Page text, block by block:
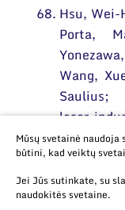
Hsu, Wei-
Porta,
Wang,
Saulius;
laser-
from a
system //
Vol. 24,
Mūsų svetainė
būtini, kad veiktų
Jei Jūs sutinkate, su
naudokitės svetaine.